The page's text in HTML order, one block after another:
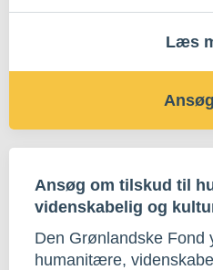
Læs
Ansøg om tilskud til
videnskabelig og
Den Grønlandske Fond
humanitære,